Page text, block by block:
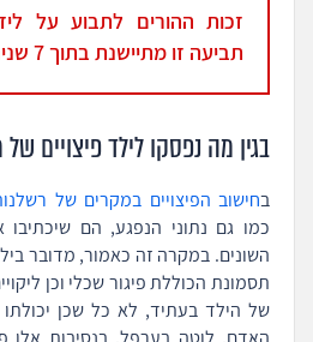
זכות ההורים לתבוע על
תביעה זו מתיישנת בתוך 7 שנים מהלידה
בגין מה נפסקו לילד פיצויים של
בחישוב הפיצויים במקרים של
כמו גם נתוני הנפגע, הם שיכתיבו
השונים. במקרה זה כאמור, מדובר
תסמונת הכוללת פיגור שכלי וכן
של הילד בעתיד, לא כל שכן